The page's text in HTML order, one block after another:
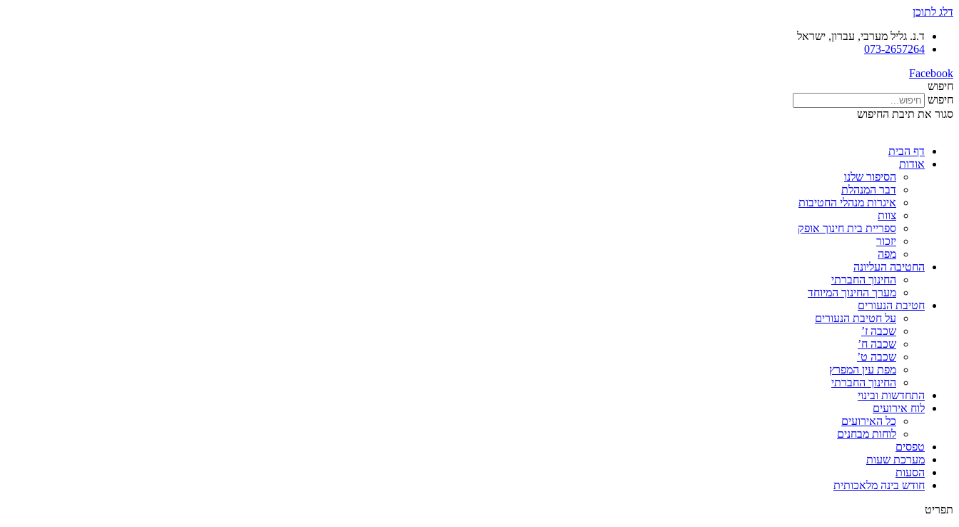
דלג לתוכן
ד.נ. גליל מערבי, עברון, ישראל
073-2657264
Facebook
חיפוש
חיפוש
סגור את תיבת החיפוש
דף הבית
אודות
הסיפור שלנו
דבר המנהלת
איגרות מנהלי החטיבות
צוות
ספריית בית חינוך אופק
יזכור
מפה
החטיבה העליונה
החינוך החברתי
מערך החינוך המיוחד
חטיבת הנעורים
על חטיבת הנעורים
שכבה ז’
שכבה ח’
שכבה ט’
מפת עין המפרץ
החינוך החברתי
התחדשות ובינוי
לוח אירועים
כל האירועים
לוחות מבחנים
טפסים
מערכת שעות
הסעות
חודש בינה מלאכותית
תפריט